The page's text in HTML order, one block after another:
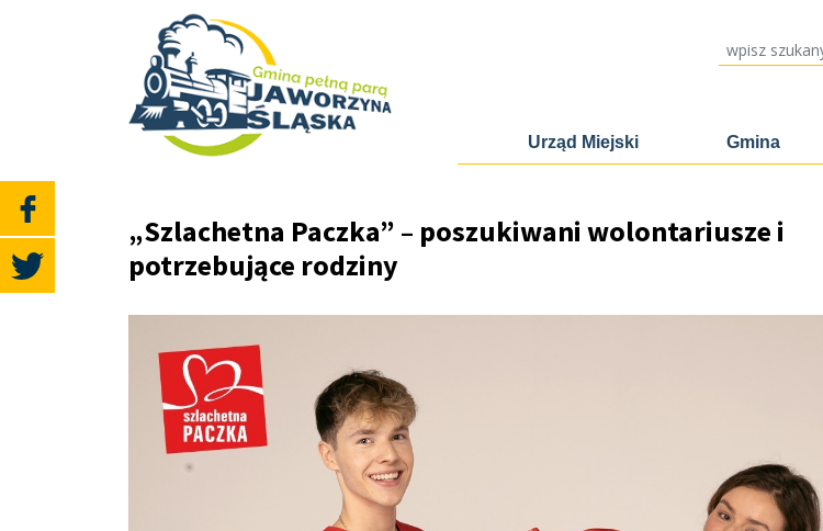
wpisz szukany tekst
Urząd Miejski Gmina
„Szlachetna Paczka” – poszukiwani wolontariusze i
potrzebujące rodziny